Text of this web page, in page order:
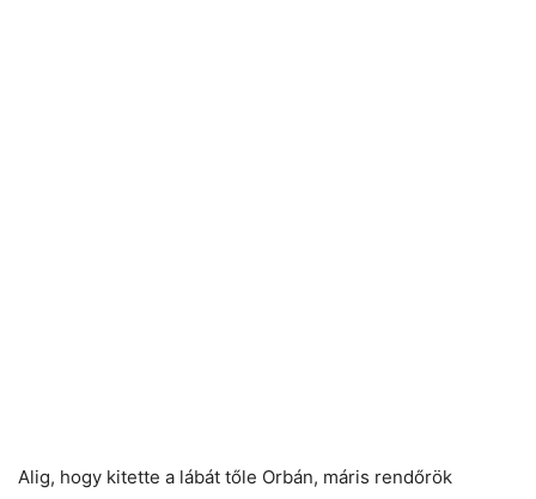
Alig, hogy kitette a lábát tőle Orbán, máris rendőrök